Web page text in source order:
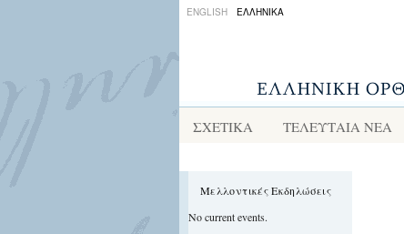
ENGLISH ΕΛΛΗΝΙΚΑ
ΣΧΕΤΙΚΑ ΤΕΛΕΥΤΑΙΑ ΝΕΑ
Μελλοντικές Εκδηλώσεις
No current events.